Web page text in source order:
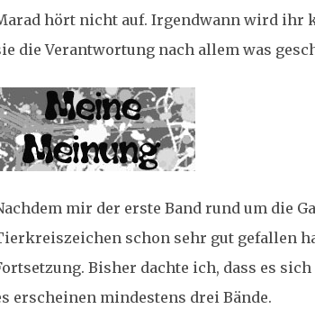
hört nicht auf. Irgendwann wird ihr
die Verantwortung nach allem was
mir der erste Band rund um die
schon sehr gut gefallen
Bisher dachte ich, dass es
erscheinen mindestens drei Bände.